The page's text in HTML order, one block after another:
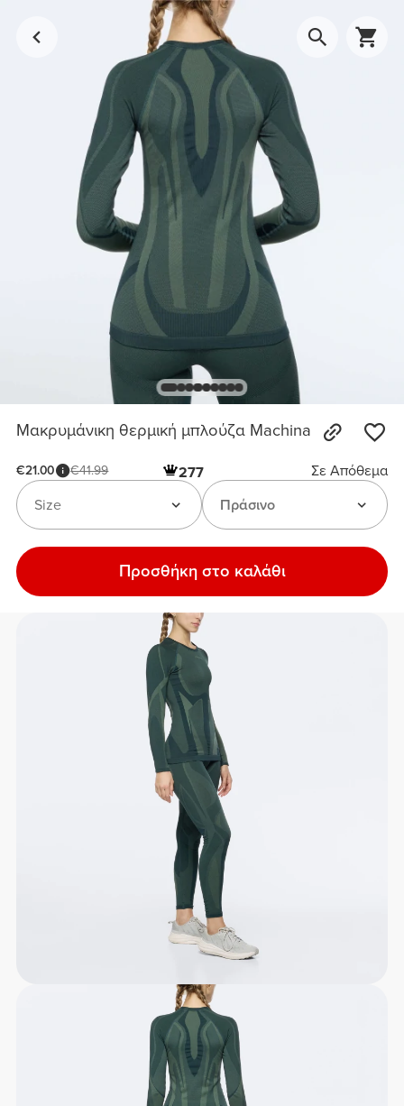
Μακρυμάνικη θερμική μπλούζα Machina
€21.00 €41.99 277
Σε Απόθεμα
Πράσινο
Size
Προσθήκη στο καλάθι